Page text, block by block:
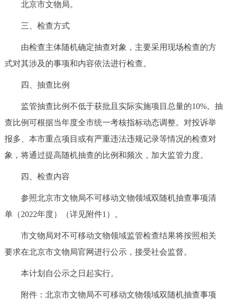
北京市文物局。
三、检查方式
由检查主体随机确定抽查对象，主要采用现场检查的方
式对其涉及的事项和内容依法进行检查。
四、抽查比例
监管抽查比例不低于获批且实际实施项目总量的10%。抽
查比例可根据当年度全市统一考核指标动态调整。对投诉举
报多、本市重点项目或有严重违法违规记录等情况的检查对
象，将通过提高随机抽查的比例和频次，加大监管力度。
四、检查内容
参照北京市文物局不可移动文物领域双随机抽查事项清
单（2022年度）（详见附件1）。
市文物局对不可移动文物领域监管检查结果将按照相关
要求在北京市文物局官网进行公示，接受社会监督。
本计划自公示之日起实行。
附件： 北京市文物局不可移动文物领域双随机抽查事项